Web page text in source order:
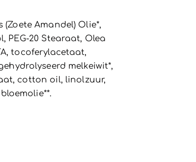
Amandel) Olie*,
20 Stearaat, Olea
tocoferylacetaat,
melkeiwit*,
cotton oil, linolzuur,